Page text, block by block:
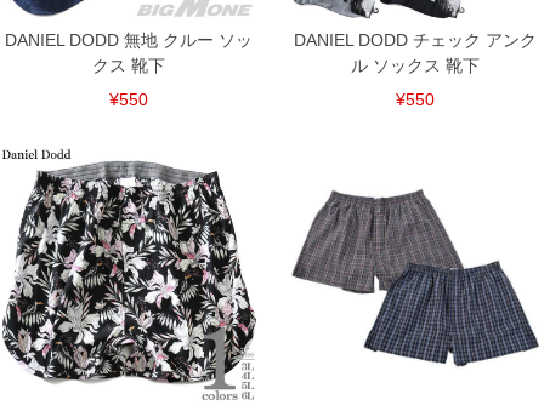
DANIEL DODD 無地 クルー ソッ
クス 靴下
¥550
DANIEL DODD チェック アンク
ル ソックス 靴下
¥550